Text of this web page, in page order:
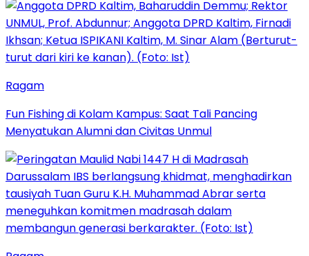
Ragam
Fun Fishing di Kolam Kampus: Saat Tali Pancing
Menyatukan Alumni dan Civitas Unmul